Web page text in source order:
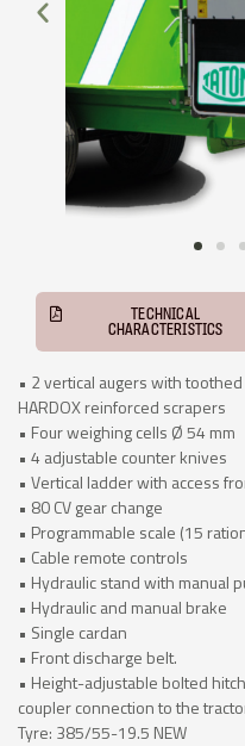
• 2 vertical augers with
HARDOX reinforced scrapers
• Four weighing cells Ø 54 mm
• 4 adjustable counter knives
• Vertical ladder with access
• 80 CV gear change
• Programmable scale (15
• Cable remote controls
• Hydraulic stand with manual
• Hydraulic and manual brake
• Single cardan
• Front discharge belt.
• Height-adjustable bolted
coupler connection to the
Tyre: 385/55-19.5 NEW
TECHNICAL
CHARACTERISTICS